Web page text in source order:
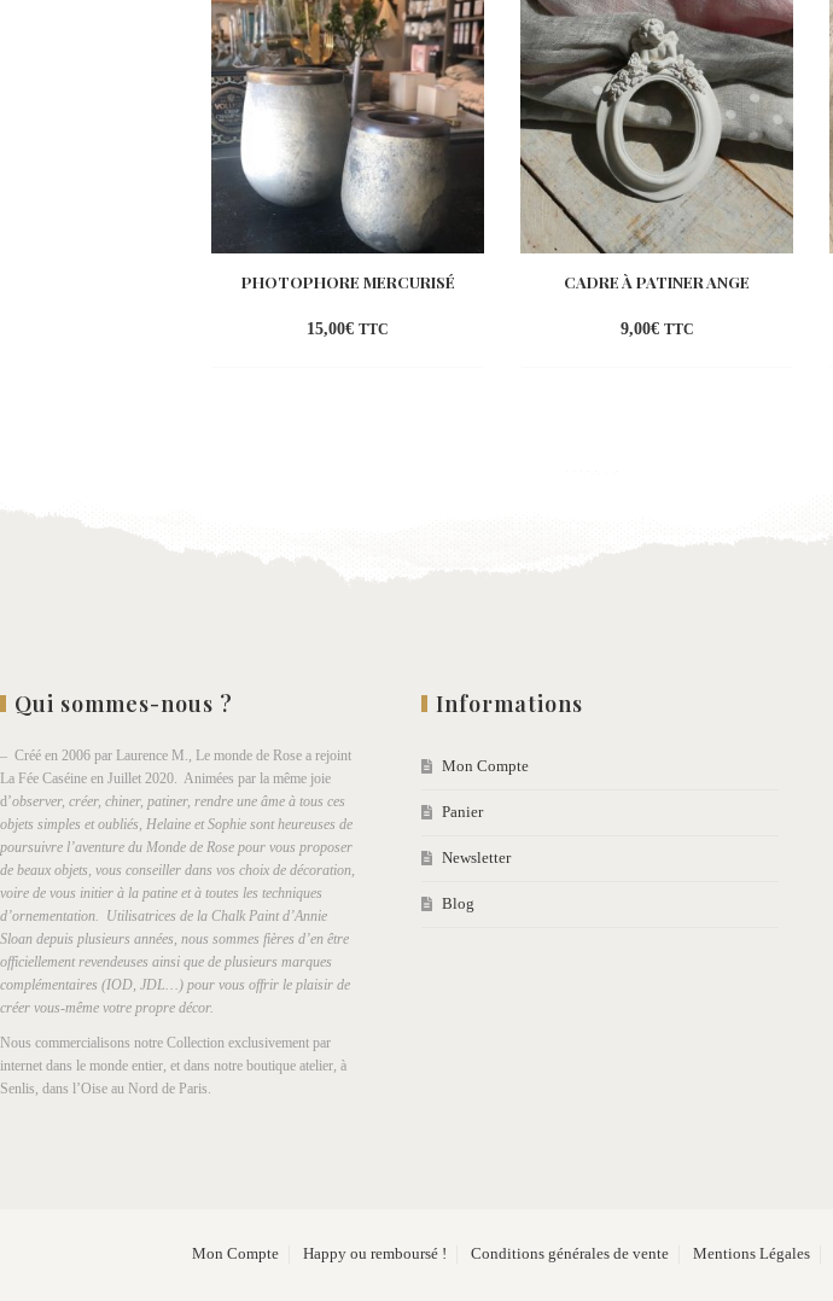
PHOTOPHORE MERCURISÉ
15,00€ TTC
CADRE À PATINER ANGE
9,00€ TTC
Qui sommes-nous ?
– Créé en 2006 par Laurence M., Le monde de Rose a rejoint
La Fée Caséine en Juillet 2020. Animées par la même joie
d’observer, créer, chiner, patiner, rendre une âme à tous ces
objets simples et oubliés, Helaine et Sophie sont heureuses de
poursuivre l’aventure du Monde de Rose pour vous proposer
de beaux objets, vous conseiller dans vos choix de décoration,
voire de vous initier à la patine et à toutes les techniques
d’ornementation. Utilisatrices de la Chalk Paint d’Annie
Sloan depuis plusieurs années, nous sommes fières d’en être
officiellement revendeuses ainsi que de plusieurs marques
complémentaires (IOD, JDL…) pour vous offrir le plaisir de
créer vous-même votre propre décor.
Nous commercialisons notre Collection exclusivement par
internet dans le monde entier, et dans notre boutique atelier, à
Senlis, dans l’Oise au Nord de Paris.
Informations
Mon Compte
Panier
Newsletter
Blog
Mon Compte Happy ou remboursé ! Conditions générales de vente Mentions Légales